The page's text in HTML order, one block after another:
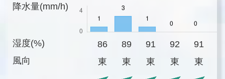
降水量(mm/h)
湿度(%)
風向
86 89 91 92 91
東
東 東 東 東